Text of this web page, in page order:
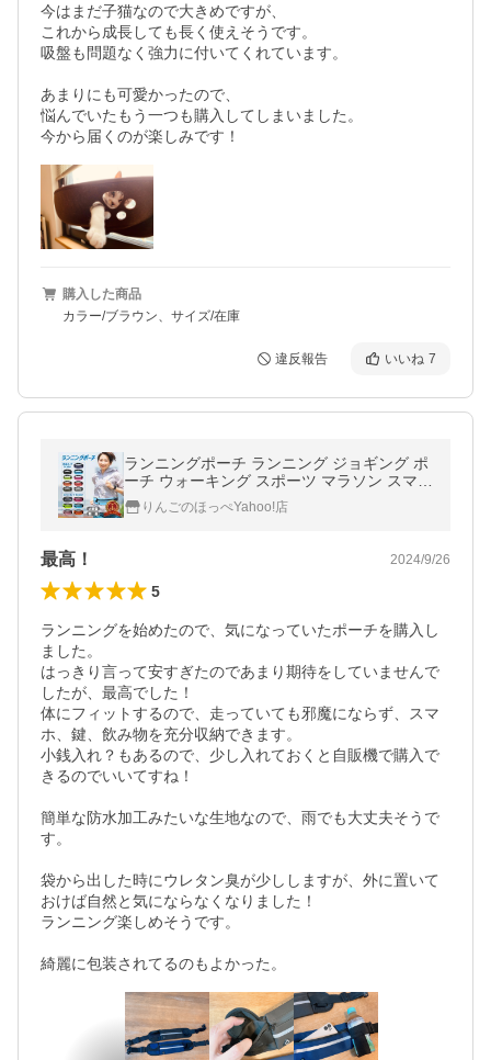
今はまだ子猫なので大きめですが、
これから成長しても長く使えそうです。
吸盤も問題なく強力に付いてくれています。
あまりにも可愛かったので、
悩んでいたもう一つも購入してしまいました。
今から届くのが楽しみです！
購入した商品
カラー/ブラウン、サイズ/在庫
違反報告 いいね 7
ランニングポーチ ランニング ジョギング ポ
ーチ ウォーキング スポーツ マラソン スマホ
手ぶら 反射 防水 メッシュ りんごのほっぺ
りんごのほっぺYahoo!店
最高！ 2024/9/26
5
ランニングを始めたので、気になっていたポーチを購入し
ました。
はっきり言って安すぎたのであまり期待をしていませんで
したが、最高でした！
体にフィットするので、走っていても邪魔にならず、スマ
ホ、鍵、飲み物を充分収納できます。
小銭入れ？もあるので、少し入れておくと自販機で購入で
きるのでいいてすね！
簡単な防水加工みたいな生地なので、雨でも大丈夫そうで
す。
袋から出した時にウレタン臭が少ししますが、外に置いて
おけば自然と気にならなくなりました！
ランニング楽しめそうです。
綺麗に包装されてるのもよかった。